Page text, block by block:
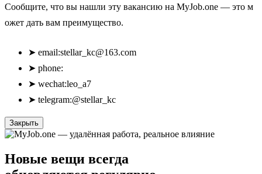
Сообщите, что вы нашли эту вакансию на MyJob.one — это м
ожет дать вам преимущество.
➤ email:stellar_kc@163.com
➤ phone:
➤ wechat:leo_a7
➤ telegram:@stellar_kc
Закрыть
Новые вещи всегда